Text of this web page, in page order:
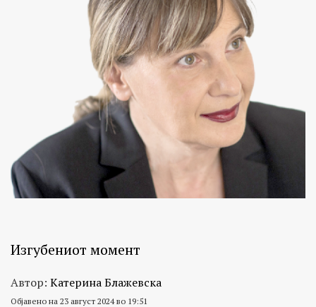
Изгубениот момент
Автор: Катерина Блажевска
Објавено на 23 август 2024 во 19:51